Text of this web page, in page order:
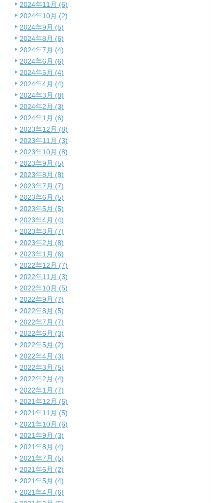
2024年11月 (6)
2024年10月 (2)
2024年9月 (5)
2024年8月 (6)
2024年7月 (4)
2024年6月 (6)
2024年5月 (4)
2024年4月 (4)
2024年3月 (8)
2024年2月 (3)
2024年1月 (6)
2023年12月 (8)
2023年11月 (3)
2023年10月 (8)
2023年9月 (5)
2023年8月 (8)
2023年7月 (7)
2023年6月 (5)
2023年5月 (5)
2023年4月 (4)
2023年3月 (7)
2023年2月 (8)
2023年1月 (6)
2022年12月 (7)
2022年11月 (3)
2022年10月 (5)
2022年9月 (7)
2022年8月 (5)
2022年7月 (7)
2022年6月 (3)
2022年5月 (2)
2022年4月 (3)
2022年3月 (5)
2022年2月 (4)
2022年1月 (7)
2021年12月 (6)
2021年11月 (5)
2021年10月 (6)
2021年9月 (3)
2021年8月 (4)
2021年7月 (5)
2021年6月 (2)
2021年5月 (4)
2021年4月 (6)